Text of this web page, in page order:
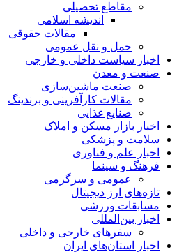
مقاطع تحصیلی
اندیشه اسلامی
مقالات حقوقی
حمل و نقل عمومی
اخبار سیاست داخلی و خارجی
صنعت و معدن
صنعت ماشین‌سازی
مقالات کارآفرینی و برندینگ
صنایع غذایی
اخبار بازار مسکن و املاک
سلامت و پزشکی
اخبار علم و فناوری
فرهنگ و سینما
عمومی و سرگرمی
تازه‌های ارز دیجیتال
مسابقات ورزشی
اخبار بین‌المللی
سفرهای خارجی و داخلی
اخبار استان‌های ایران